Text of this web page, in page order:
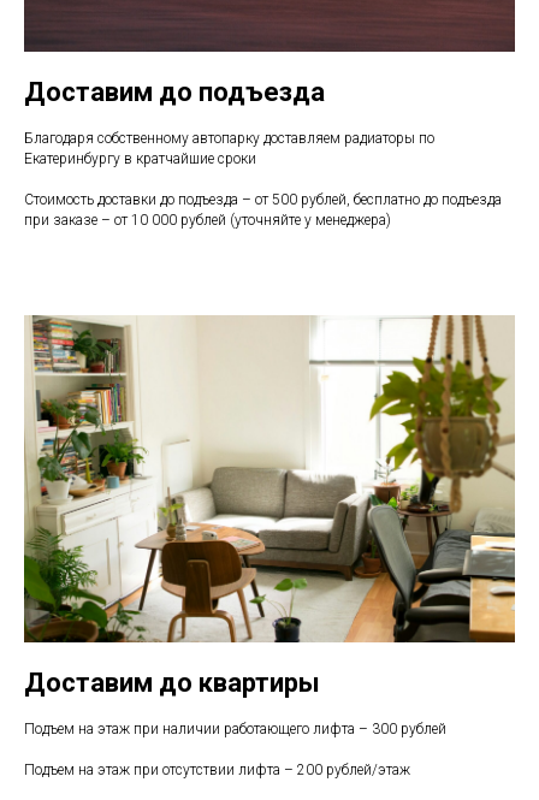
Доставим до подъезда
Благодаря собственному автопарку доставляем радиаторы по
Екатеринбургу в кратчайшие сроки
Стоимость доставки до подъезда – от 500 рублей, бесплатно до подъезда
при заказе – от 10 000 рублей (уточняйте у менеджера)
Доставим до квартиры
Подъем на этаж при наличии работающего лифта – 300 рублей
Подъем на этаж при отсутствии лифта – 200 рублей/этаж